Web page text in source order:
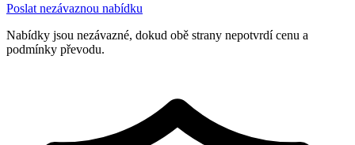
Poslat nezávaznou nabídku
Nabídky jsou nezávazné, dokud obě strany nepotvrdí cenu a
podmínky převodu.